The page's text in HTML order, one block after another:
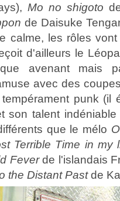
Mo no shigoto
de Daisuke
calme, les rôles
d'ailleurs le
avenant mais
avec des
punk (il
son talent
que le mélo
Terrible Time in my
Feverde l'islandais
the Distant Pastde